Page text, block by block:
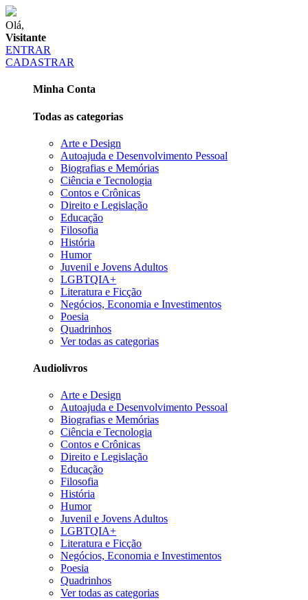
Olá,
Visitante
ENTRAR
CADASTRAR
Minha Conta
Todas as categorias
Arte e Design
Autoajuda e Desenvolvimento Pessoal
Biografias e Memórias
Ciência e Tecnologia
Contos e Crônicas
Direito e Legislação
Educação
Filosofia
História
Humor
Juvenil e Jovens Adultos
LGBTQIA+
Literatura e Ficção
Negócios, Economia e Investimentos
Poesia
Quadrinhos
Ver todas as categorias
Audiolivros
Arte e Design
Autoajuda e Desenvolvimento Pessoal
Biografias e Memórias
Ciência e Tecnologia
Contos e Crônicas
Direito e Legislação
Educação
Filosofia
História
Humor
Juvenil e Jovens Adultos
LGBTQIA+
Literatura e Ficção
Negócios, Economia e Investimentos
Poesia
Quadrinhos
Ver todas as categorias